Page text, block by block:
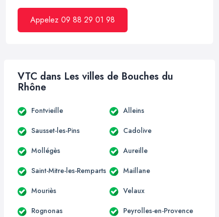
Appelez 09 88 29 01 98
VTC dans Les villes de Bouches du
Rhône
Fontvieille Alleins
Sausset-les-Pins Cadolive
Mollégès Aureille
Saint-Mitre-les-Remparts Maillane
Mouriès Velaux
Rognonas Peyrolles-en-Provence